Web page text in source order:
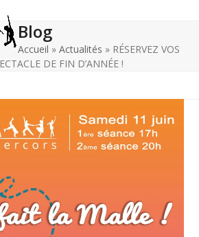
Blog
Accueil »Actualités » RÉSERVEZ VOS
DE FIN D’ANNÉE !